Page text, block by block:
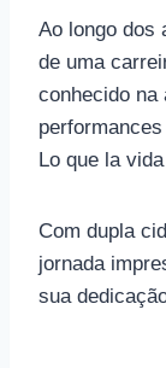
Ao longo dos
de uma
conhecido na
Lo que la
Com dupla
jornada
sua